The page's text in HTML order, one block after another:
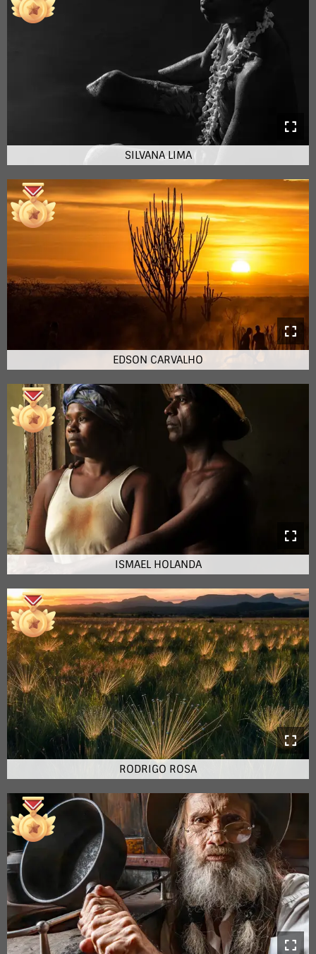
SILVANA LIMA
EDSON CARVALHO
ISMAEL HOLANDA
RODRIGO ROSA